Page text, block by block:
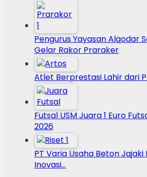
Pengurus Yayasan Alqodar
Gelar Rakor Praraker
Atlet Berprestasi Lahir dari
Futsal USM Juara 1 Euro
2026
PT Varia Usaha Beton Jajaki
Inovasi…